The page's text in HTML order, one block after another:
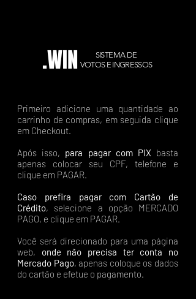
.WIN
SISTEMA DE
VOTOS E INGRESSOS
Primeiro adicione uma quantidade ao
carrinho de compras, em seguida clique
em Checkout.
Após isso, para pagar com PIX basta
apenas colocar seu CPF, telefone e
clique em PAGAR.
Caso prefira pagar com Cartão de
Crédito, selecione a opção MERCADO
PAGO, e clique em PAGAR.
Você será direcionado para uma página
web, onde não precisa ter conta no
Mercado Pago, apenas coloque os dados
do cartão e efetue o pagamento.